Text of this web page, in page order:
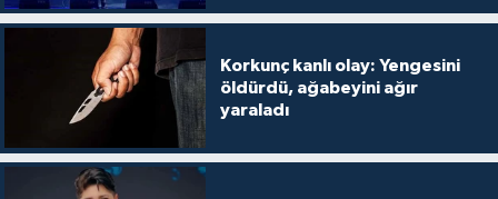
Korkunç kanlı olay: Yengesini
öldürdü, ağabeyini ağır
yaraladı